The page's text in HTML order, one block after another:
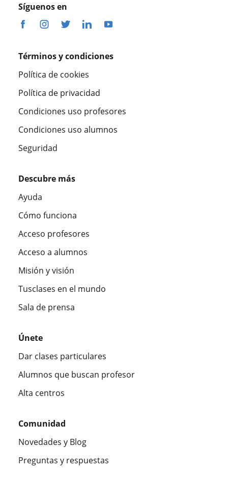
Síguenos en
Términos y condiciones
Política de cookies
Política de privacidad
Condiciones uso profesores
Condiciones uso alumnos
Seguridad
Descubre más
Ayuda
Cómo funciona
Acceso profesores
Acceso a alumnos
Misión y visión
Tusclases en el mundo
Sala de prensa
Únete
Dar clases particulares
Alumnos que buscan profesor
Alta centros
Comunidad
Novedades y Blog
Preguntas y respuestas